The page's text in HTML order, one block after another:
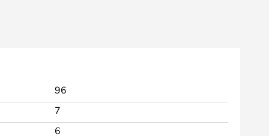
96
7
6